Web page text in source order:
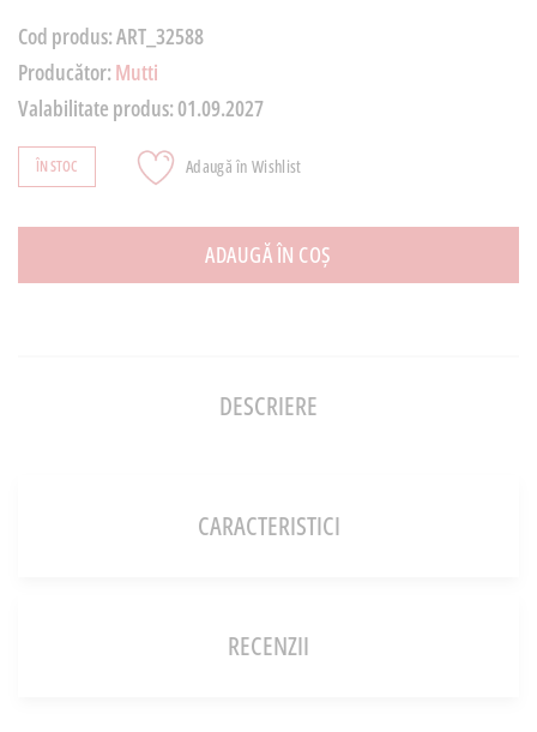
Cod produs:ART_32588
Producător: Mutti
Valabilitate produs: 01.09.2027
ÎN STOC Adaugă în Wishlist
ADAUGĂ ÎN COȘ
DESCRIERE
CARACTERISTICI
RECENZII